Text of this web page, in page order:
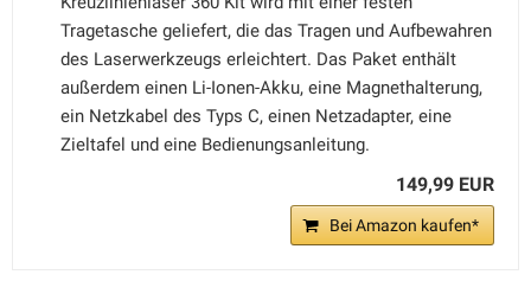
Tragetasche geliefert, die das Tragen und Aufbewahren
des Laserwerkzeugs erleichtert. Das Paket enthält
außerdem einen Li-Ionen-Akku, eine Magnethalterung,
ein Netzkabel des Typs C, einen Netzadapter, eine
Zieltafel und eine Bedienungsanleitung.
149,99 EUR
Bei Amazon kaufen*